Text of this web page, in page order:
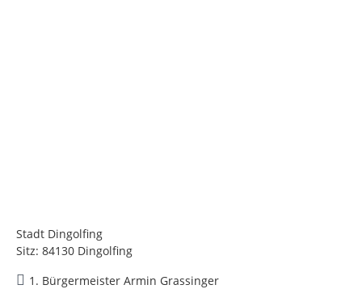
Stadt Dingolfing
Sitz: 84130 Dingolfing
1. Bürgermeister Armin Grassinger